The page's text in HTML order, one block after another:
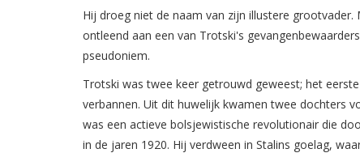
Hij droeg niet de naam van zijn illustere
ontleend aan een van Trotski's
pseudoniem.
Trotski was twee keer getrouwd geweest; het
verbannen. Uit dit huwelijk kwamen twee dochters
was een actieve bolsjewistische revolutionair die
in de jaren 1920. Hij verdween in Stalins goelag,